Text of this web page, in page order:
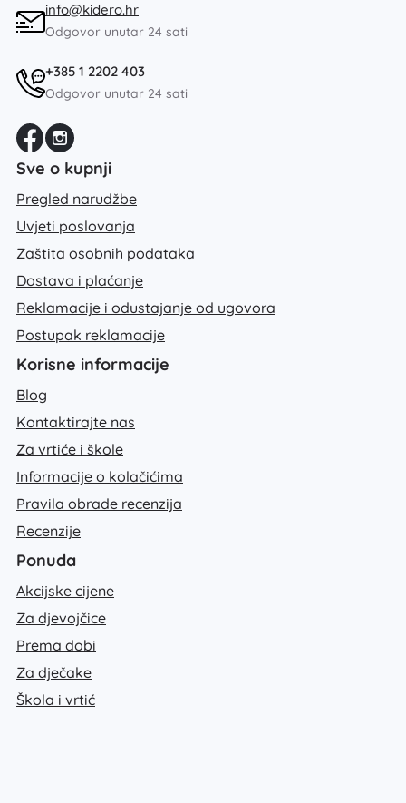
info@kidero.hr
Odgovor unutar 24 sati
+385 1 2202 403
Odgovor unutar 24 sati
Sve o kupnji
Pregled narudžbe
Uvjeti poslovanja
Zaštita osobnih podataka
Dostava i plaćanje
Reklamacije i odustajanje od ugovora
Postupak reklamacije
Korisne informacije
Blog
Kontaktirajte nas
Za vrtiće i škole
Informacije o kolačićima
Pravila obrade recenzija
Recenzije
Ponuda
Akcijske cijene
Za djevojčice
Prema dobi
Za dječake
Škola i vrtić